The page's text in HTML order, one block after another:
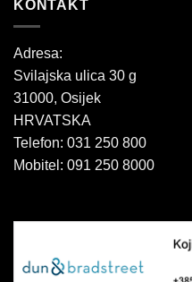
KONTAKT
Adresa:
Svilajska ulica 30 g
31000, Osijek
HRVATSKA
Telefon: 031 250 800
Mobitel: 091 250 8000